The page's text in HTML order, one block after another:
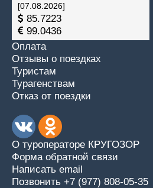
[07.08.2026]
85.7223
99.0436
Оплата
Отзывы о поездках
Туристам
Турагенствам
Отказ от поездки
О туроператоре КРУГОЗОР
Форма обратной связи
Написать email
Позвонить +7 (977) 808-05-35